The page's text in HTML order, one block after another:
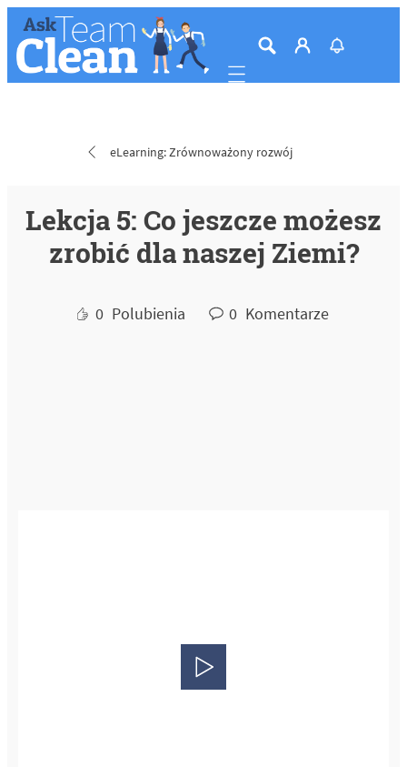
Mobile navigation
eLearning: Zrównoważony rozwój
Lekcja 5: Co jeszcze możesz
zrobić dla naszej Ziemi?
0 Polubienia 0 Komentarze